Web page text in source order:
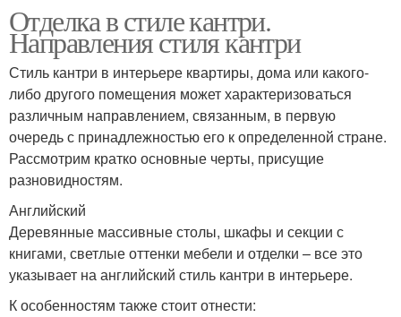
Отделка в стиле кантри.
Направления стиля кантри
Стиль кантри в интерьере квартиры, дома или какого-
либо другого помещения может характеризоваться
различным направлением, связанным, в первую
очередь с принадлежностью его к определенной стране.
Рассмотрим кратко основные черты, присущие
разновидностям.
Английский
Деревянные массивные столы, шкафы и секции с
книгами, светлые оттенки мебели и отделки – все это
указывает на английский стиль кантри в интерьере.
К особенностям также стоит отнести: